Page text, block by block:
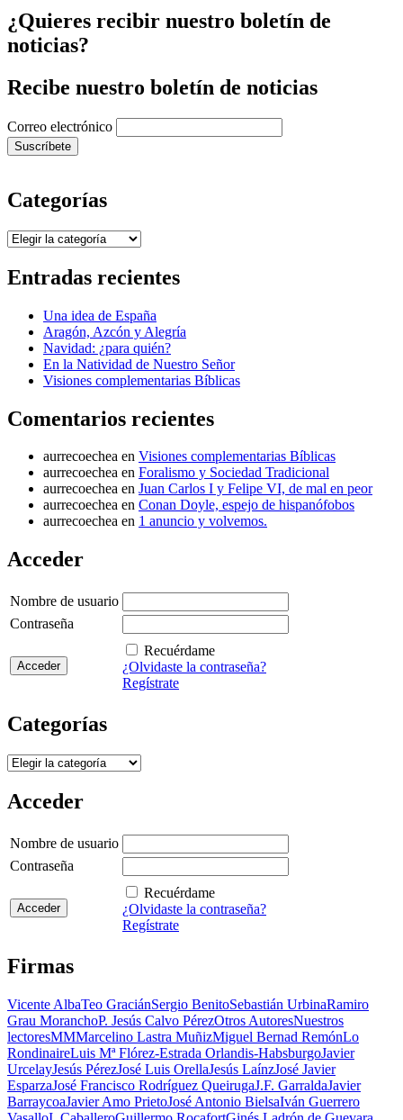
¿Quieres recibir nuestro boletín de
noticias?
Recibe nuestro boletín de noticias
Correo electrónico
Categorías
Categorías
Entradas recientes
Una idea de España
Aragón, Azcón y Alegría
Navidad: ¿para quién?
En la Natividad de Nuestro Señor
Visiones complementarias Bíblicas
Comentarios recientes
aurrecoechea en Visiones complementarias Bíblicas
aurrecoechea en Foralismo y Sociedad Tradicional
aurrecoechea en Juan Carlos I y Felipe VI, de mal en peor
aurrecoechea en Conan Doyle, espejo de hispanófobos
aurrecoechea en 1 anuncio y volvemos.
Acceder
Nombre de usuario
Contraseña
Recuérdame
¿Olvidaste la contraseña?
Regístrate
Categorías
Categorías
Acceder
Nombre de usuario
Contraseña
Recuérdame
¿Olvidaste la contraseña?
Regístrate
Firmas
Vicente AlbaTeo GraciánSergio BenitoSebastián UrbinaRamiro
Grau MoranchoP. Jesús Calvo PérezOtros AutoresNuestros
lectoresMMMarcelino Lastra MuñizMiguel Bernad RemónLo
RondinaireLuis Mª Flórez-Estrada Orlandis-HabsburgoJavier
UrcelayJesús PérezJosé Luis OrellaJesús LaínzJosé Javier
EsparzaJosé Francisco Rodríguez QueirugaJ.F. GarraldaJavier
BarraycoaJavier Amo PrietoJosé Antonio BielsaIván Guerrero